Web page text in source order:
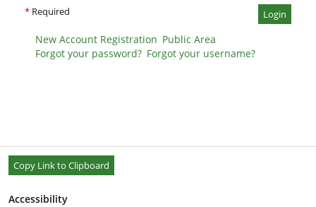
* Required Login
New Account Registration Public Area
Forgot your password? Forgot your username?
Copy Link to Clipboard
Accessibility